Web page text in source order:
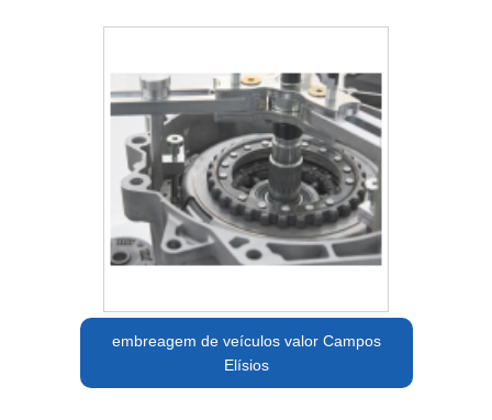
embreagem de veículos valor Campos
Elísios